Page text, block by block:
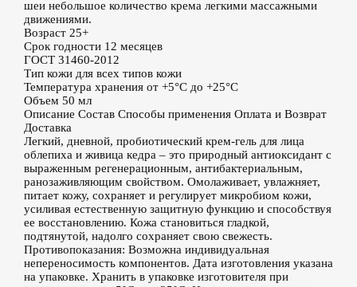
шеи небольшое количество крема легкими массажными
движениями.
Возраст 25+
Срок годности 12 месяцев
ГОСТ 31460-2012
Тип кожи для всех типов кожи
Температура хранения от +5°С до +25°С
Объем 50 мл
Описание Состав Способы применения Оплата и Возврат
Доставка
Легкий, дневной, пробиотический крем-гель для лица
облепиха и живица кедра – это природный антиоксидант с
выраженным регенерационным, антибактериальным,
ранозаживляющим свойством. Омолаживает, увлажняет,
питает кожу, сохраняет и регулирует микробиом кожи,
усиливая естественную защитную функцию и способствуя
ее восстановлению. Кожа становиться гладкой,
подтянутой, надолго сохраняет свою свежесть.
Противопоказания: Возможна индивидуальная
непереносимость компонентов. Дата изготовления указана
на упаковке. Хранить в упаковке изготовителя при